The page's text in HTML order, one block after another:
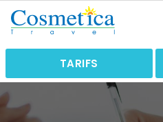
TARIFS